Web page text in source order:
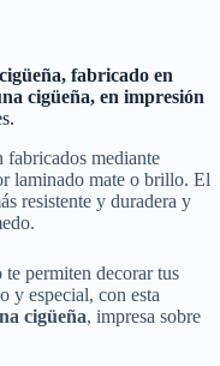
fabricado en
cigüeña, en impresión
fabricados mediante
laminado mate o brillo. El
resistente y duradera y
permiten decorar tus
y especial, con esta
cigüeña, impresa sobre